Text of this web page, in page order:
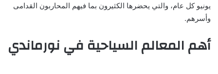
يونيو كل عام، والتي يحضرها الكثيرون بما فيهم المحاربون القدامى
وأسرهم.
أهم المعالم السياحية في نورماندي